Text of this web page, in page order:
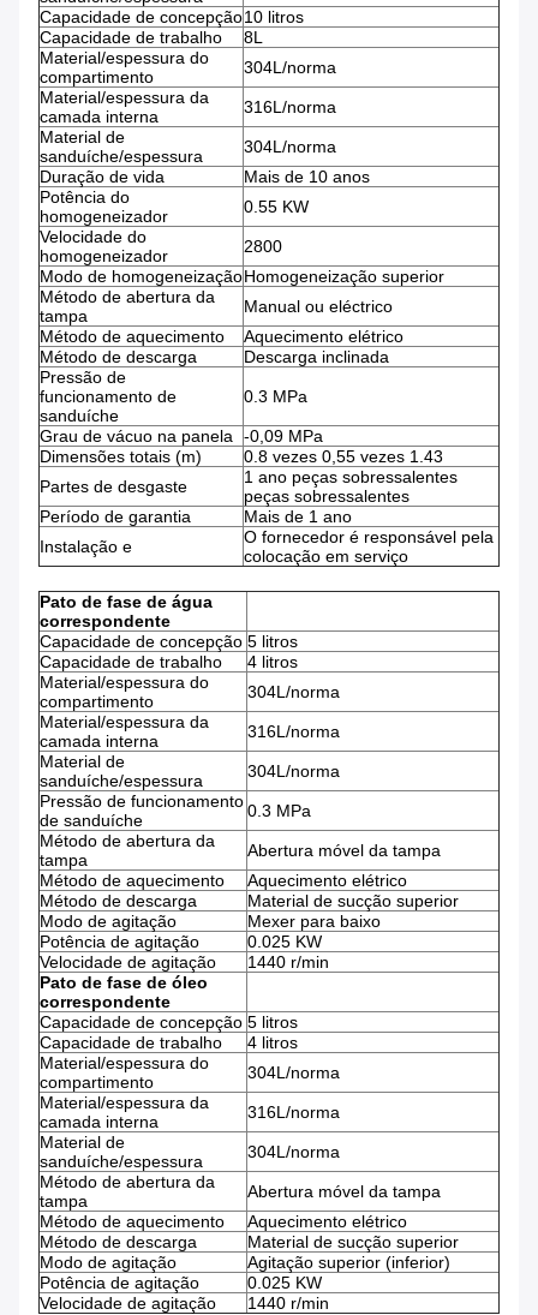
Capacidade de concepção10 litros
Capacidade de trabalho
8L
Material/espessura do
compartimento
304L/norma
Material/espessura da
camada interna
316L/norma
Material de
sanduíche/espessura
304L/norma
Duração de vida
Mais de 10 anos
Potência do
homogeneizador
0.55 KW
Velocidade do
homogeneizador
2800
Modo de homogeneizaçãoHomogeneização superior
Método de abertura da
tampa
Manual ou eléctrico
Método de aquecimento
Aquecimento elétrico
Método de descarga
Descarga inclinada
Pressão de
funcionamento de
sanduíche
0.3 MPa
Grau de vácuo na panela -0,09 MPa
Dimensões totais (m)
0.8 vezes 0,55 vezes 1.43
Partes de desgaste
1 ano peças sobressalentes
peças sobressalentes
Período de garantia
Mais de 1 ano
Instalação e
O fornecedor é responsável pela
colocação em serviço
Pato de fase de água
correspondente
Capacidade de concepção 5 litros
Capacidade de trabalho
4 litros
Material/espessura do
compartimento
304L/norma
Material/espessura da
camada interna
316L/norma
Material de
sanduíche/espessura
304L/norma
Pressão de funcionamento
de sanduíche
0.3 MPa
Método de abertura da
tampa
Abertura móvel da tampa
Método de aquecimento
Aquecimento elétrico
Método de descarga
Material de sucção superior
Modo de agitação
Mexer para baixo
Potência de agitação
0.025 KW
Velocidade de agitação
1440 r/min
Pato de fase de óleo
correspondente
Capacidade de concepção 5 litros
Capacidade de trabalho
4 litros
Material/espessura do
compartimento
304L/norma
Material/espessura da
camada interna
316L/norma
Material de
sanduíche/espessura
304L/norma
Método de abertura da
tampa
Abertura móvel da tampa
Método de aquecimento
Aquecimento elétrico
Método de descarga
Material de sucção superior
Modo de agitação
Agitação superior (inferior)
Potência de agitação
0.025 KW
Velocidade de agitação
1440 r/min